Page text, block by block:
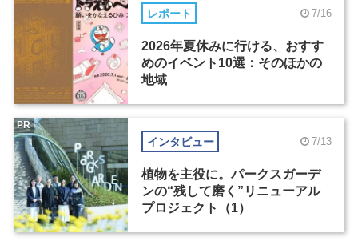
レポート 7/16
2026年夏休みに行ける、おすす
めのイベント10選：そのほかの
地域
インタビュー 7/13
植物を主役に。パークスガーデ
ンの“残して磨く”リニューアル
プロジェクト（1）
PR